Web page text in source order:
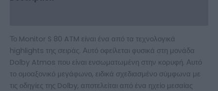
Το Monitor S 80 ATM είναι ένα από τα τεχνολογικά
highlights της σειράς. Αυτό οφείλεται φυσικά στη μονάδα
Dolby Atmos που είναι ενσωματωμένη στην κορυφή. Αυτό
το ομοαξονικό μεγάφωνο, ειδικά σχεδιασμένο σύμφωνα με
τις οδηγίες της Dolby, αποτελείται από ένα ηχείο μεσαίας